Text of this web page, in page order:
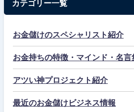
カテゴリー一覧
お金儲けのスペシャリスト紹介
お金持ちの特徴・マインド・名言
アツい神プロジェクト紹介
最近のお金儲けビジネス情報